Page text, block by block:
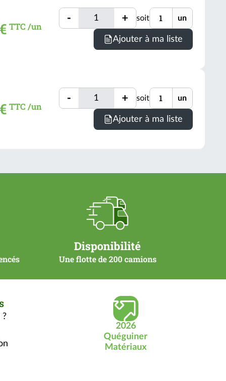
TTC /un Quantité
- Quantité+ soit Unité un
Ajouter à ma liste
TTC /un Quantité
- Quantité+ soit Unité un
Ajouter à ma liste
Disponibilité
Une flotte de 200 camions
?
2026
Quéguiner
Matériaux